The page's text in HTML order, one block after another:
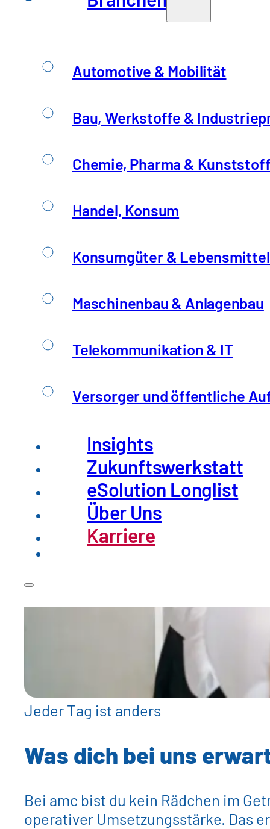
Automotive & Mobilität
Bau, Werkstoffe &
Chemie, Pharma &
Handel, Konsum
Konsumgüter &
Maschinenbau & Anlagenbau
Telekommunikation & IT
Versorger und öffentliche
Insights
Zukunftswerkstatt
eSolution Longlist
Über Uns
Karriere
Jeder Tag ist anders
Was dich bei uns
Bei amc bist du kein Rädchen im
operativer Umsetzungsstärke. Das